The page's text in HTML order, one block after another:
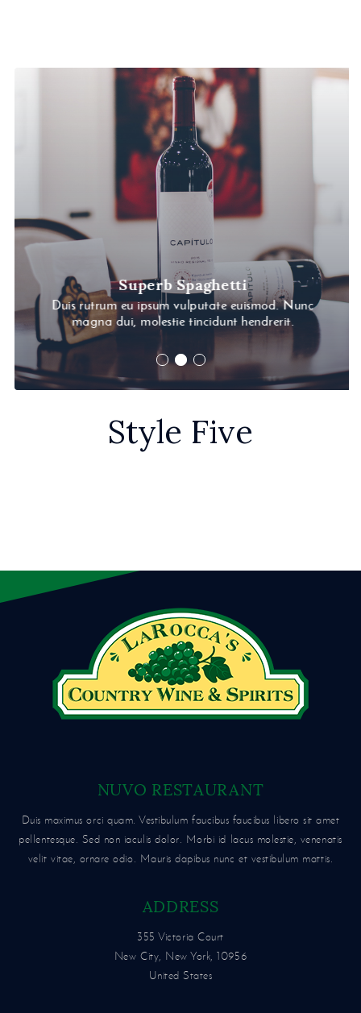
Superb Spaghetti
Duis rutrum eu ipsum vulputate euismod. Nunc
magna dui, molestie tincidunt hendrerit.
Style Five
NUVO RESTAURANT
Duis maximus orci quam. Vestibulum faucibus faucibus libero sit amet
pellentesque. Sed non iaculis dolor. Morbi id lacus molestie, venenatis
velit vitae, ornare odio. Mauris dapibus nunc et vestibulum mattis.
ADDRESS
355 Victoria Court
New City, New York, 10956
United States